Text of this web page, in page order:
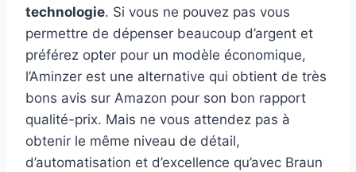
technologie. Si vous ne pouvez pas vous
permettre de dépenser beaucoup d’argent et
préférez opter pour un modèle économique,
l’Aminzer est une alternative qui obtient de très
bons avis sur Amazon pour son bon rapport
qualité-prix. Mais ne vous attendez pas à
obtenir le même niveau de détail,
d’automatisation et d’excellence qu’avec Braun